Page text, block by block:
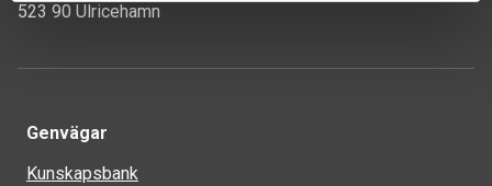
523 90 Ulricehamn
Genvägar
Kunskapsbank